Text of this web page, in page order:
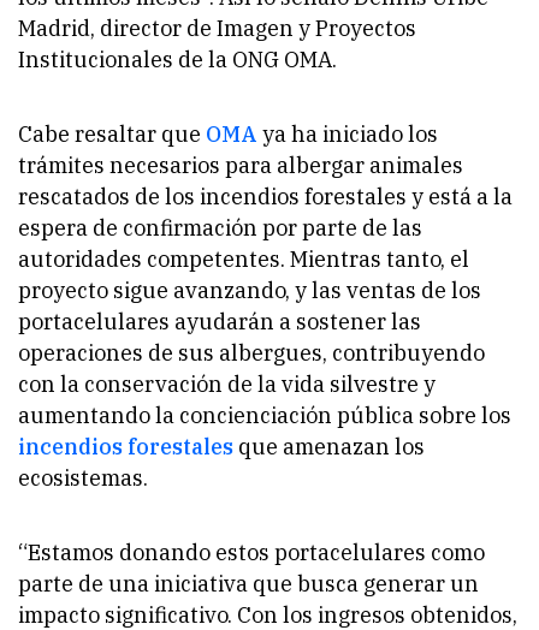
Madrid, director de Imagen y Proyectos
Institucionales de la ONG OMA.
Cabe resaltar que OMA ya ha iniciado los
trámites necesarios para albergar animales
rescatados de los incendios forestales y está a la
espera de confirmación por parte de las
autoridades competentes. Mientras tanto, el
proyecto sigue avanzando, y las ventas de los
portacelulares ayudarán a sostener las
operaciones de sus albergues, contribuyendo
con la conservación de la vida silvestre y
aumentando la concienciación pública sobre los
incendios forestales que amenazan los
ecosistemas.
“Estamos donando estos portacelulares como
parte de una iniciativa que busca generar un
impacto significativo. Con los ingresos obtenidos,